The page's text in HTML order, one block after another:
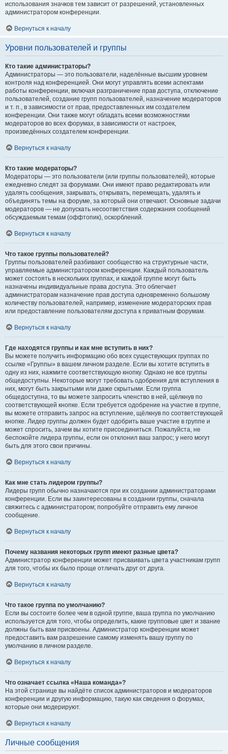
использования значков тем зависит от разрешений, установленных
администратором конференции.
Вернуться к началу
Уровни пользователей и группы
Кто такие администраторы?
Администраторы — это пользователи, наделённые высшим уровнем
контроля над конференцией. Они могут управлять всеми аспектами
работы конференции, включая разграничение прав доступа, отключение
пользователей, создание групп пользователей, назначение модераторов
и т. п., в зависимости от прав, предоставленных им создателем
конференции. Они также могут обладать всеми возможностями
модераторов во всех форумах, в зависимости от настроек,
произведённых создателем конференции.
Вернуться к началу
Кто такие модераторы?
Модераторы — это пользователи (или группы пользователей), которые
ежедневно следят за форумами. Они имеют право редактировать или
удалять сообщения, закрывать, открывать, перемещать, удалять и
объединять темы на форуме, за который они отвечают. Основные задачи
модераторов — не допускать несоответствия содержания сообщений
обсуждаемым темам (оффтопик), оскорблений.
Вернуться к началу
Что такое группы пользователей?
Группы пользователей разбивают сообщество на структурные части,
управляемые администратором конференции. Каждый пользователь
может состоять в нескольких группах, и каждой группе могут быть
назначены индивидуальные права доступа. Это облегчает
администраторам назначение прав доступа одновременно большому
количеству пользователей, например, изменение модераторских прав
или предоставление пользователям доступа к приватным форумам.
Вернуться к началу
Где находятся группы и как мне вступить в них?
Вы можете получить информацию обо всех существующих группах по
ссылке «Группы» в вашем личном разделе. Если вы хотите вступить в
одну из них, нажмите соответствующую кнопку. Однако не все группы
общедоступны. Некоторые могут требовать одобрения для вступления в
них, могут быть закрытыми или даже скрытыми. Если группа
общедоступна, то вы можете запросить членство в ней, щёлкнув по
соответствующей кнопке. Если требуется одобрение на участие в группе,
вы можете отправить запрос на вступление, щёлкнув по соответствующей
кнопке. Лидер группы должен будет одобрить ваше участие в группе и
может спросить, зачем вы хотите присоединиться. Пожалуйста, не
беспокойте лидера группы, если он отклонил ваш запрос; у него могут
быть для этого свои причины.
Вернуться к началу
Как мне стать лидером группы?
Лидеры групп обычно назначаются при их создании администраторами
конференции. Если вы заинтересованы в создании группы, сначала
свяжитесь с администратором; попробуйте отправить ему личное
сообщение.
Вернуться к началу
Почему названия некоторых групп имеют разные цвета?
Администратор конференции может присваивать цвета участникам групп
для того, чтобы их было проще отличать друг от друга.
Вернуться к началу
Что такое группа по умолчанию?
Если вы состоите более чем в одной группе, ваша группа по умолчанию
используется для того, чтобы определить, какие групповые цвет и звание
должны быть вам присвоены. Администратор конференции может
предоставить вам разрешение самому изменять вашу группу по
умолчанию в личном разделе.
Вернуться к началу
Что означает ссылка «Наша команда»?
На этой странице вы найдёте список администраторов и модераторов
конференции и другую информацию, такую как сведения о форумах,
которые они модерируют.
Вернуться к началу
Личные сообщения